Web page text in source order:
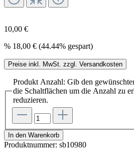
10,00 €
% 18,00 € (44.44% gespart)
Preise inkl. MwSt. zzgl. Versandkosten
Produkt Anzahl: Gib den
die Schaltflächen um die Anzahl zu
reduzieren.
In den Warenkorb
Produktnummer: sb10980